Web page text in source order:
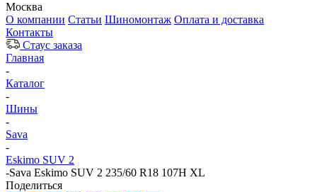
Москва
О компании Статьи Шиномонтаж Оплата и доставка
Контакты
Стаус заказа
Главная
-
Каталог
-
Шины
-
Sava
-
Eskimo SUV 2
-Sava Eskimo SUV 2 235/60 R18 107H XL
Поделиться